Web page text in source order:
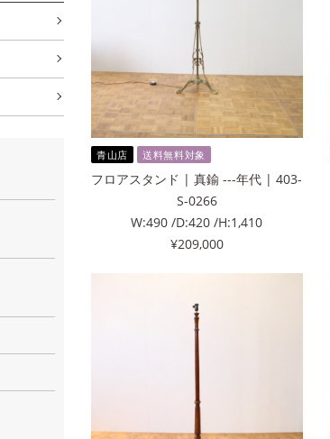
青山店 送料無料対象
フロアスタンド | 真鍮 ---年代 | 403-
S-0266
W:490 /D:420 /H:1,410
¥209,000